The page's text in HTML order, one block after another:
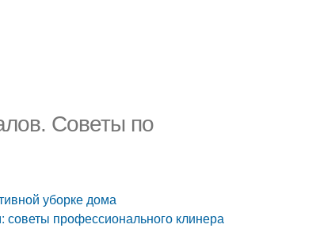
Советы по
уборке дома
профессионального клинера